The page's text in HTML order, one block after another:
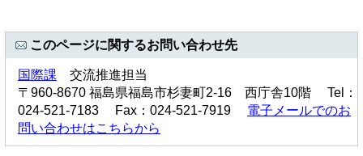
このページに関するお問い合わせ先
国際課 交流推進担当
〒960-8670 福島県福島市杉妻町2-16 西庁舎10階 Tel：
024-521-7183 Fax：024-521-7919 電子メールでのお
問い合わせはこちらから